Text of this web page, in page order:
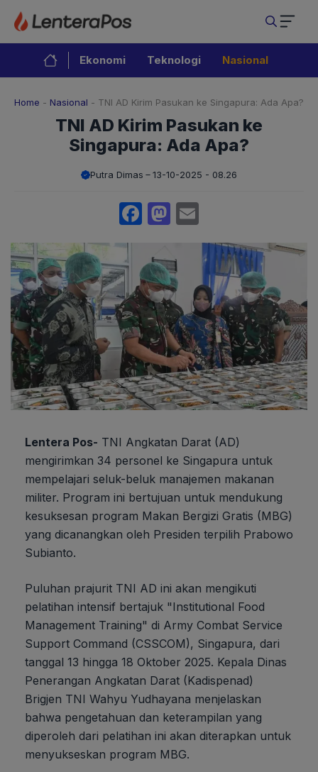
Langsung
isi
Ekonomi Teknologi Nasional
Home - Nasional - TNI AD Kirim Pasukan ke Singapura: Ada Apa?
TNI AD Kirim Pasukan ke
Singapura: Ada Apa?
Putra Dimas 13-10-2025 - 08.26
Facebook
Mastodon
Lentera Pos- TNI Angkatan Darat (AD)
mengirimkan 34 personel ke Singapura untuk
mempelajari seluk-beluk manajemen makanan
militer. Program ini bertujuan untuk mendukung
kesuksesan program Makan Bergizi Gratis (MBG)
yang dicanangkan oleh Presiden terpilih Prabowo
Subianto.
Puluhan prajurit TNI AD ini akan mengikuti
pelatihan intensif bertajuk "Institutional Food
Management Training" di Army Combat Service
Support Command (CSSCOM), Singapura, dari
tanggal 13 hingga 18 Oktober 2025. Kepala Dinas
Penerangan Angkatan Darat (Kadispenad)
Brigjen TNI Wahyu Yudhayana menjelaskan
bahwa pengetahuan dan keterampilan yang
diperoleh dari pelatihan ini akan diterapkan untuk
menyukseskan program MBG.